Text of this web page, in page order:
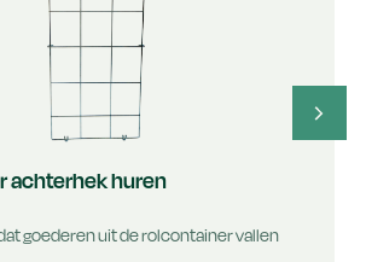
achterhek huren
goederen uit de rolcontainer vallen